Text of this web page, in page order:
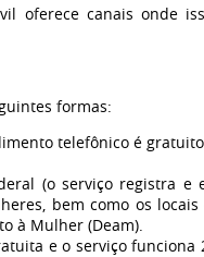
oferece canais onde
formas:
telefônico é
(o serviço registra e
bem como os
à Mulher (Deam).
e o serviço